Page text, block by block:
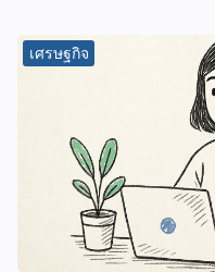
เศรษฐกิจ